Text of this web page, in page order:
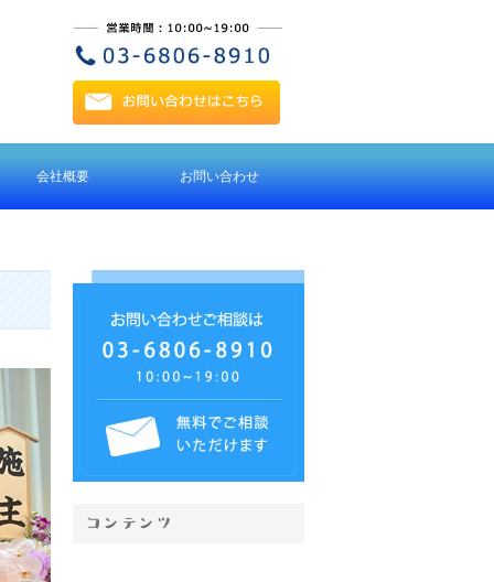
会社概要 お問い合わせ